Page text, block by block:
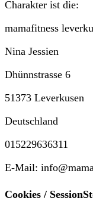
Charakter ist die:
mamafitness
Nina Jessien
Dhünnstrasse 6
51373 Leverkusen
Deutschland
015229636311
E-Mail: info@
Cookies /